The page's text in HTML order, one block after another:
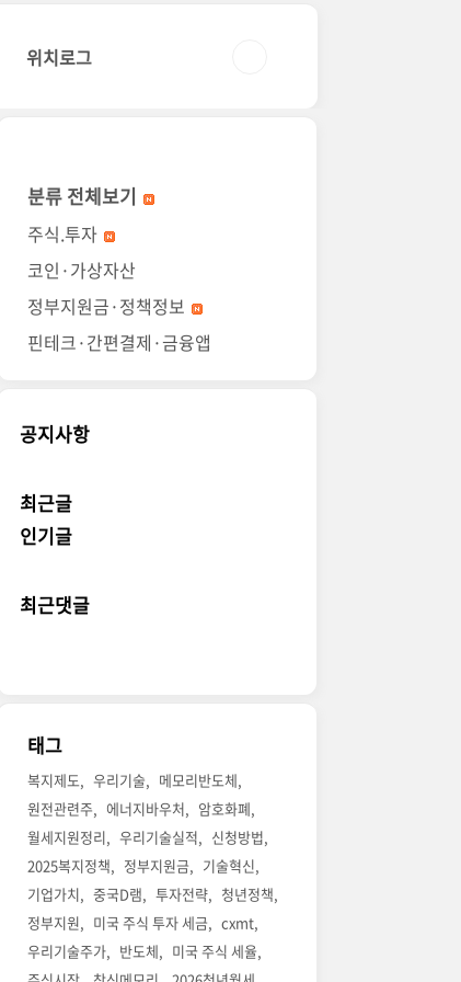
위치로그
분류 전체보기
주식.투자
코인·가상자산
정부지원금·정책정보
핀테크·간편결제·금융앱
공지사항
최근글
인기글
최근댓글
태그
복지제도 우리기술
메모리반도체
원전관련주
에너지바우처
암호화폐
월세지원정리
우리기술실적
신청방법
2025복지정책
정부지원금
기술혁신
기업가치
중국D램 투자전략
청년정책
정부지원
미국 주식 투자 세금
cxmt
우리기술주가
반도체
미국 주식 세율